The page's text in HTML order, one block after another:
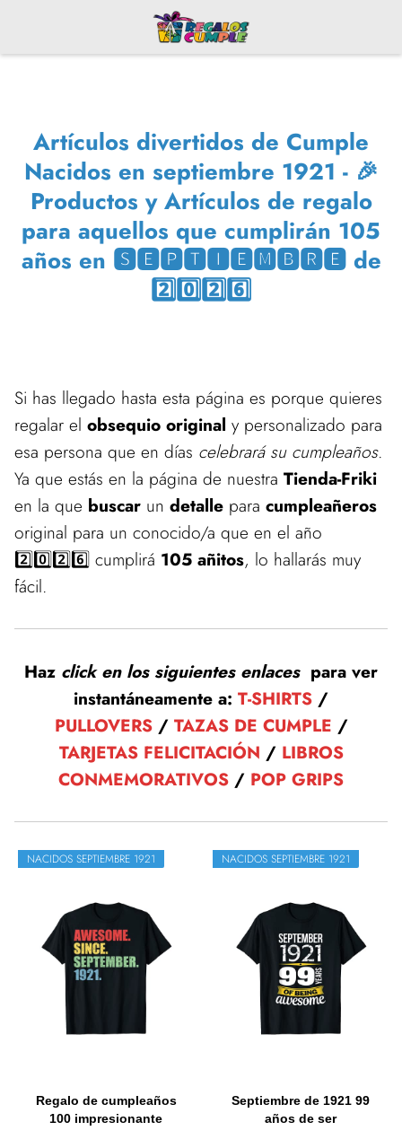
Artículos divertidos de Cumple
Nacidos en septiembre 1921 - 🎉
Productos y Artículos de regalo
para aquellos que cumplirán 105
años en 🆂🅴🅿🆃🅸🅴🅼🅱🆁🅴 de
2️⃣0️⃣2️⃣6️⃣
Si has llegado hasta esta página es porque quieres
regalar el obsequio original y personalizado para
esa persona que en días celebrará su cumpleaños.
Ya que estás en la página de nuestra Tienda-Friki
en la que buscar un detalle para cumpleañeros
original para un conocido/a que en el año
2️⃣0️⃣2️⃣6️⃣ cumplirá 105 añitos, lo hallarás muy
fácil.
Haz click en los siguientes enlaces para ver
instantáneamente a: T-SHIRTS /
PULLOVERS/ TAZAS DE CUMPLE /
TARJETAS FELICITACIÓN / LIBROS
CONMEMORATIVOS / POP GRIPS
NACIDOS SEPTIEMBRE 1921
Regalo de cumpleaños
100 impresionante
NACIDOS SEPTIEMBRE 1921
Septiembre de 1921 99
años de ser